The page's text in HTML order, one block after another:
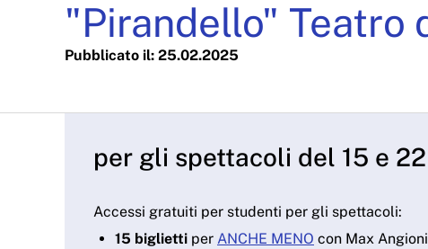
"Pirandello" Teatro
Pubblicato il: 25.02.2025
per gli spettacoli del 15 e
Accessi gratuiti per studenti per gli spettacoli:
15 biglietti per ANCHE MENO con Max